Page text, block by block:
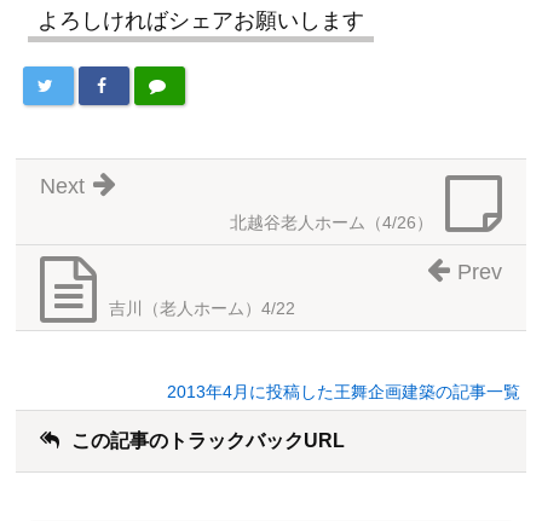
よろしければシェアお願いします
北越谷老人ホーム（4/26）
Next
吉川（老人ホーム）4/22
Prev
2013年4月に投稿した王舞企画建築の記事一覧
この記事のトラックバックURL